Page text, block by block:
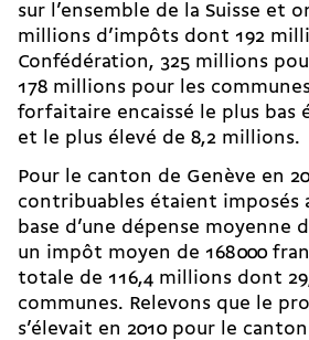
sur l’ensemble de la Suisse et
millions d’impôts dont 192
Confédération, 325 millions
178 millions pour les
forfaitaire encaissé le plus bas
et le plus élevé de 8,2 millions.
Pour le canton de Genève en
contribuables étaient imposés
base d’une dépense moyenne
un impôt moyen de 168 000
totale de 116,4 millions dont
communes. Relevons que le
s’élevait en 2010 pour le